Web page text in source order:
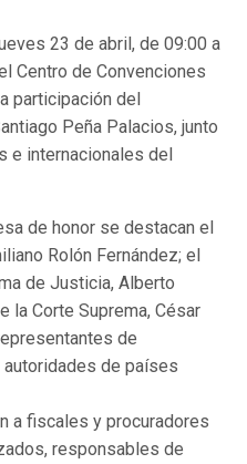
23 de abril, de 09:00 a
Centro de Convenciones
participación del
Peña Palacios, junto
e internacionales del
de honor se destacan el
Rolón Fernández; el
de Justicia, Alberto
la Corte Suprema, César
de
de países
a fiscales y procuradores
responsables de